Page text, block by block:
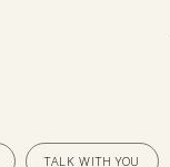
TALK WITH YOU